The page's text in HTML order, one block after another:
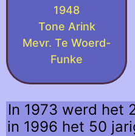
1948
Tone Arink
Mevr. Te Woerd-
Funke
In 1973 werd het
in 1996 het 50